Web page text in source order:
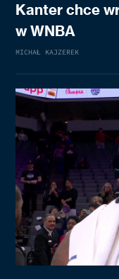
Kanter chce
w WNBA
MICHAŁ KAJZEREK